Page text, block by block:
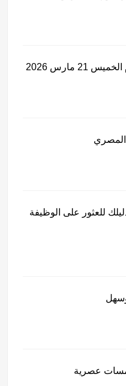
المصري
للعثور على الوظيفة
عصرية